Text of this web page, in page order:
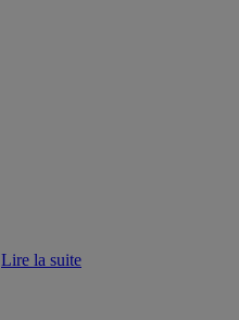
Lire la suite